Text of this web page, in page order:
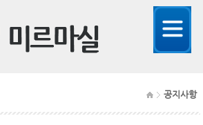
공지사항